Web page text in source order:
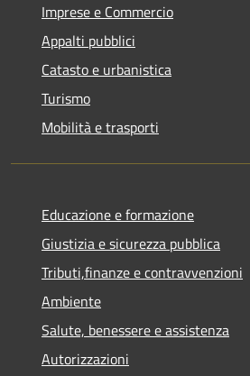
Imprese e Commercio
Appalti pubblici
Catasto e urbanistica
Turismo
Mobilità e trasporti
Educazione e formazione
Giustizia e sicurezza pubblica
Tributi,finanze e contravvenzioni
Ambiente
Salute, benessere e assistenza
Autorizzazioni